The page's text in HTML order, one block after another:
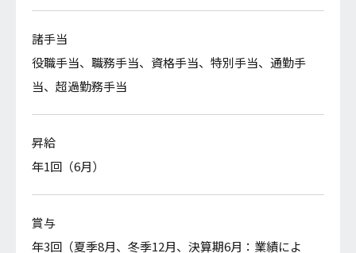
賞与
年3回（夏季8月、冬季12月、決算期6月：業績によ
る）
休日・休暇
年間休日120日：有給休暇含む（完全週休2日：会社カ
レンダーによる、夏季、年末年始休日含む）
年次有給休暇、産前・産後、育児、介護休業など
諸手当
役職手当、職務手当、資格手当、特別手当、通勤手
当、超過勤務手当
昇給
年1回（6月）
賞与
年3回（夏季8月、冬季12月、決算期6月：業績によ